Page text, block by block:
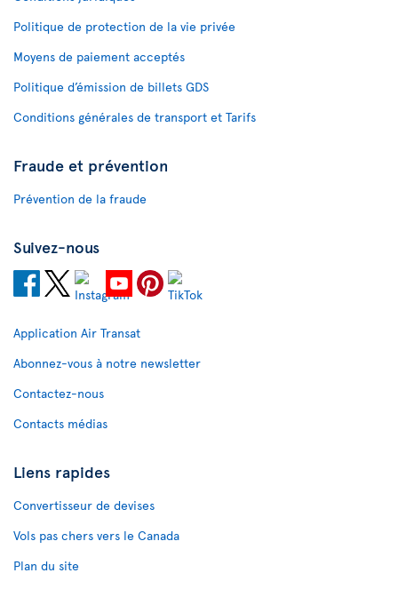
Politique de protection de la vie privée
Moyens de paiement acceptés
Politique d’émission de billets GDS
Conditions générales de transport et Tarifs
Fraude et prévention
Prévention de la fraude
Suivez-nous
Application Air Transat
Abonnez-vous à notre newsletter
Contactez-nous
Contacts médias
Liens rapides
Convertisseur de devises
Vols pas chers vers le Canada
Plan du site